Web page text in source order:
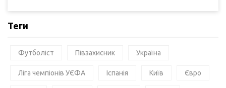
Теги
Футболіст Півзахисник Україна
Ліга чемпіонів УЄФА Іспанія Київ Євро